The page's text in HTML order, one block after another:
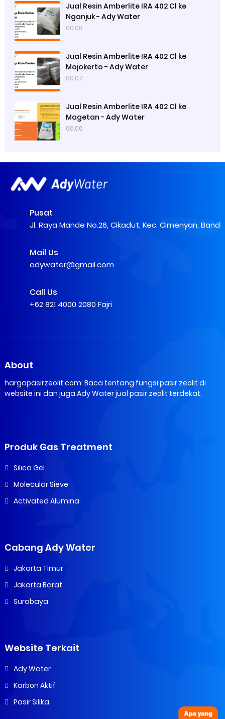
Jual Resin Amberlite IRA 402 Cl ke
Nganjuk - Ady Water
00.08
Jual Resin Amberlite IRA 402 Cl ke
Mojokerto - Ady Water
00.07
Jual Resin Amberlite IRA 402 Cl ke
Magetan - Ady Water
00.06
Pusat
Jl. Raya Mande No.26, Cikadut, Kec. Cimenyan,
Mail Us
adywater@gmail.com
Call Us
+62 821 4000 2080 Fajri
About
hargapasirzeolit.com: Baca tentang fungsi pasir zeolit di
website ini dan juga Ady Water jual pasir zeolit terdekat.
Produk Gas Treatment
Silica Gel
Molecular Sieve
Activated Alumina
Cabang Ady Water
Jakarta Timur
Jakarta Barat
Surabaya
Website Terkait
Ady Water
Karbon Aktif
Pasir Silika